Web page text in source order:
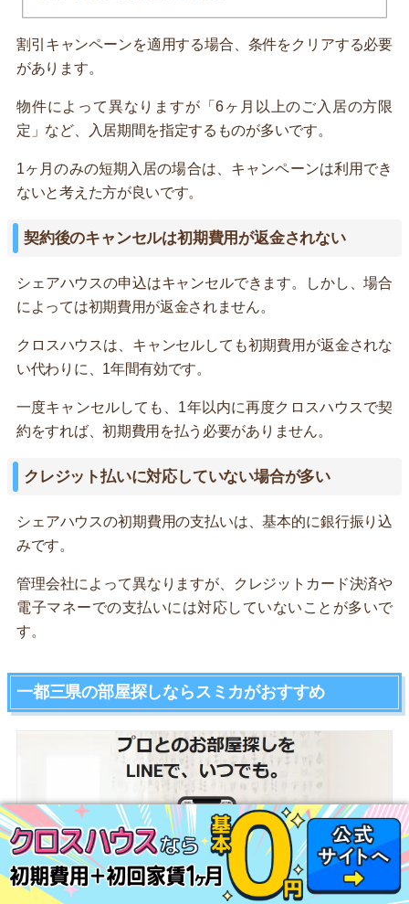
割引キャンペーンを適用する場合、条件をクリアする必要
があります。
物件によって異なりますが「6ヶ月以上のご入居の方限
定」など、入居期間を指定するものが多いです。
1ヶ月のみの短期入居の場合は、キャンペーンは利用でき
ないと考えた方が良いです。
契約後のキャンセルは初期費用が返金されない
シェアハウスの申込はキャンセルできます。しかし、場合
によっては初期費用が返金されません。
クロスハウスは、キャンセルしても初期費用が返金されな
い代わりに、1年間有効です。
一度キャンセルしても、1年以内に再度クロスハウスで契
約をすれば、初期費用を払う必要がありません。
クレジット払いに対応していない場合が多い
シェアハウスの初期費用の支払いは、基本的に銀行振り込
みです。
管理会社によって異なりますが、クレジットカード決済や
電子マネーでの支払いには対応していないことが多いで
す。
一都三県の部屋探しならスミカがおすすめ